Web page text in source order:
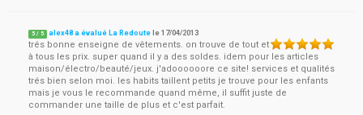
5 / 5 alex48 a évalué La Redoute le17/04/2013
trés bonne enseigne de vêtements. on trouve de tout et
à tous les prix. super quand il y a des soldes. idem pour les articles
maison/électro/beauté/jeux. j'adoooooore ce site! services et qualités
trés bien selon moi. les habits taillent petits je trouve pour les enfants
mais je vous le recommande quand même, il suffit juste de
commander une taille de plus et c'est parfait.